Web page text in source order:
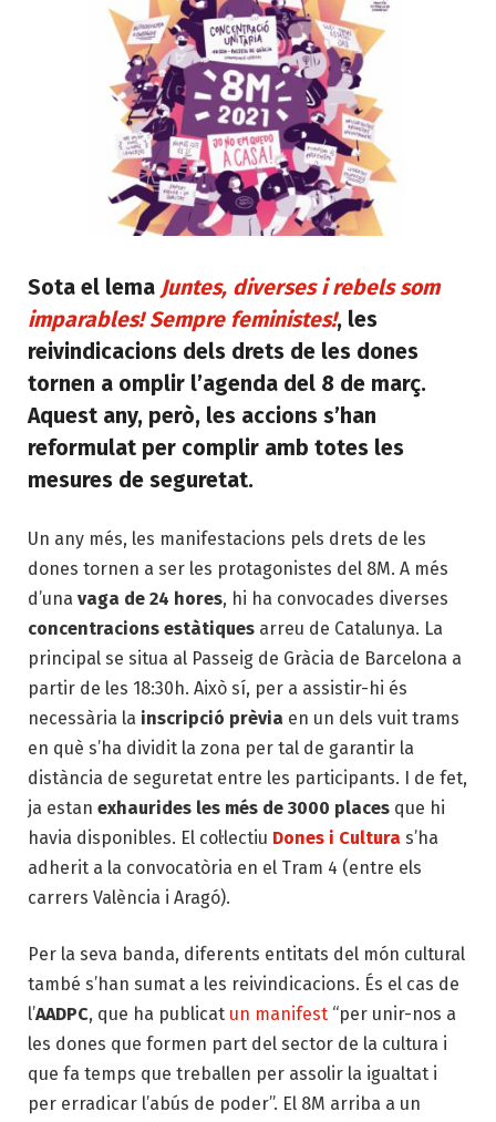
Sota el lema Juntes, diverses i rebels som
imparables! Sempre feministes!, les
reivindicacions dels drets de les dones
tornen a omplir l’agenda del 8 de març.
Aquest any, però, les accions s’han
reformulat per complir amb totes les
mesures de seguretat.
Un any més, les manifestacions pels drets de les
dones tornen a ser les protagonistes del 8M. A més
d’una vaga de 24 hores, hi ha convocades diverses
concentracions estàtiques arreu de Catalunya. La
principal se situa al Passeig de Gràcia de Barcelona a
partir de les 18:30h. Això sí, per a assistir-hi és
necessària la inscripció prèvia en un dels vuit trams
en què s’ha dividit la zona per tal de garantir la
distància de seguretat entre les participants. I de fet,
ja estan exhaurides les més de 3000 places que hi
havia disponibles. El col·lectiu Dones i Cultura s’ha
adherit a la convocatòria en el Tram 4 (entre els
carrers València i Aragó).
Per la seva banda, diferents entitats del món cultural
també s’han sumat a les reivindicacions. És el cas de
l’AADPC, que ha publicat un manifest “per unir-nos a
les dones que formen part del sector de la cultura i
que fa temps que treballen per assolir la igualtat i
per erradicar l’abús de poder”. El 8M arriba a un